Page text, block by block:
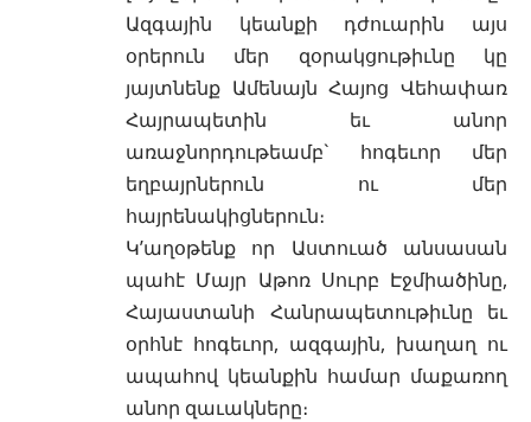
Ազգային կեանքի դժուարին այս
օրերուն մեր զօրակցութիւնը կը
յայտնենք Ամենայն Հայոց Վեհափառ
Հայրապետին եւ անոր
առաջնորդութեամբ` հոգեւոր մեր
եղբայրներուն ու մեր
հայրենակիցներուն։
Կ’աղօթենք որ Աստուած անսասան
պահէ Մայր Աթոռ Սուրբ Էջմիածինը,
Հայաստանի Հանրապետութիւնը եւ
օրհնէ հոգեւոր, ազգային, խաղաղ ու
ապահով կեանքին համար մաքառող
անոր զաւակները։